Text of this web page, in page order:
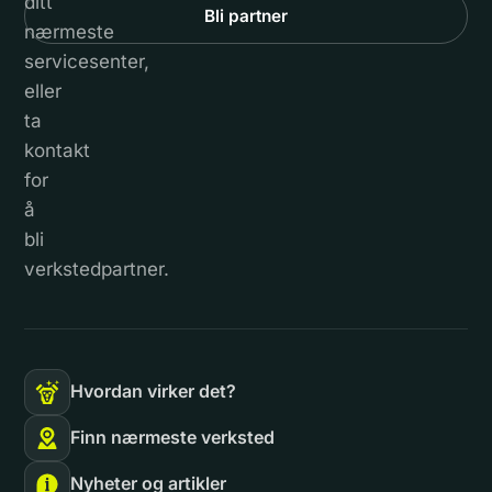
nærmeste
servicesenter,
eller
ta
kontakt
for
å
bli
verkstedpartner.
Bli partner
Hvordan virker det?
Finn nærmeste verksted
Nyheter og artikler